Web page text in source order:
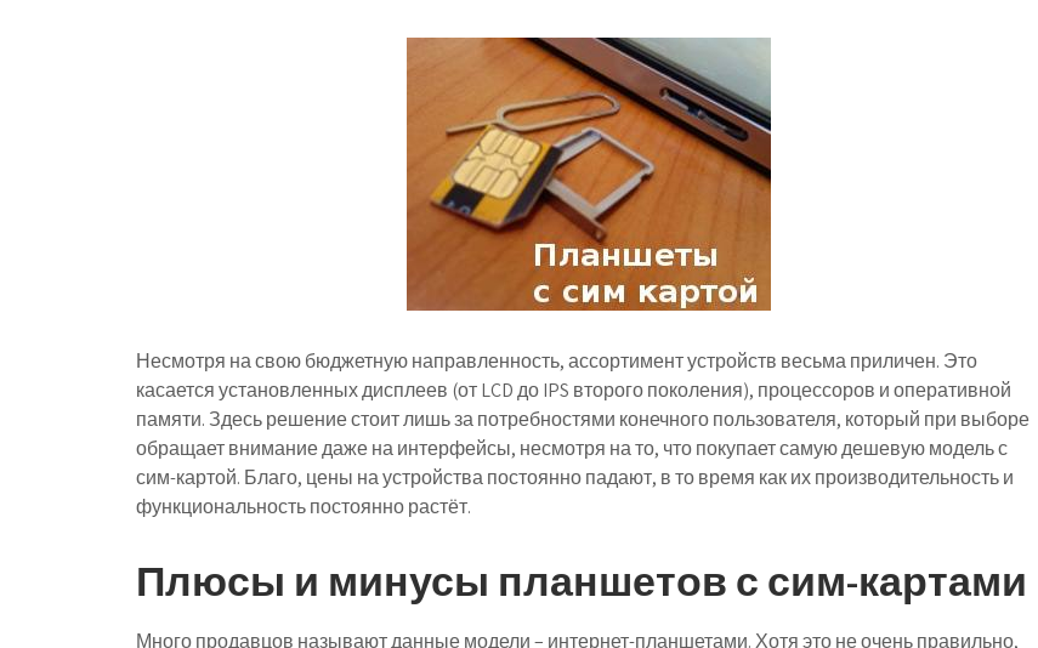
Несмотря на свою бюджетную направленность, ассортимент устройств весьма приличен. Это
касается установленных дисплеев (от LCD до IPS второго поколения), процессоров и оперативной
памяти. Здесь решение стоит лишь за потребностями конечного пользователя, который при выборе
обращает внимание даже на интерфейсы, несмотря на то, что покупает самую дешевую модель с
сим-картой. Благо, цены на устройства постоянно падают, в то время как их производительность и
функциональность постоянно растёт.
Плюсы и минусы планшетов с сим-картами
Много продавцов называют данные модели – интернет-планшетами. Хотя это не очень правильно,